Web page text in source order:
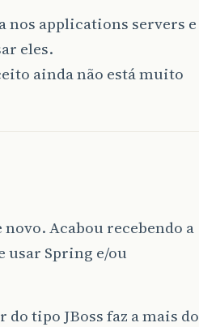
nos applications servers e
eles.
ainda não está muito
Acabou recebendo a
usar Spring e/ou
do tipo JBoss faz a mais do